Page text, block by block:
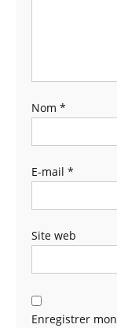
Nom *
E-mail *
Site web
Enregistrer mon